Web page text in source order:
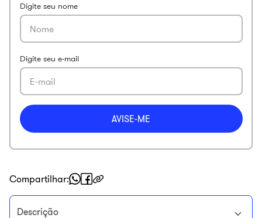
Compartilhar
Descrição